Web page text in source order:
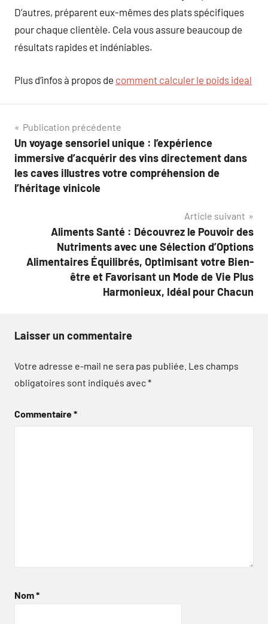
D’autres, préparent eux-mêmes des plats spécifiques
pour chaque clientèle. Cela vous assure beaucoup de
résultats rapides et indéniables.
Plus d’infos à propos de comment calculer le poids ideal
Navigation
de
l’article
Publication précédente
Un voyage sensoriel unique : l’expérience
immersive d’acquérir des vins directement dans
les caves illustres votre compréhension de
l’héritage vinicole
Article suivant
Aliments Santé : Découvrez le Pouvoir des
Nutriments avec une Sélection d’Options
Alimentaires Équilibrés, Optimisant votre Bien-
être et Favorisant un Mode de Vie Plus
Harmonieux, Idéal pour Chacun
Laisser un commentaire
Votre adresse e-mail ne sera pas publiée. Les champs
obligatoires sont indiqués avec*
Commentaire*
Nom*